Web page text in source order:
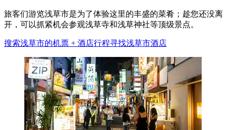
旅客们游览浅草市是为了体验这里的丰盛的菜肴；趁您还没离
开，可以抓紧机会参观浅草寺和浅草神社等顶级景点。
搜索浅草市的机票 + 酒店行程寻找浅草市酒店